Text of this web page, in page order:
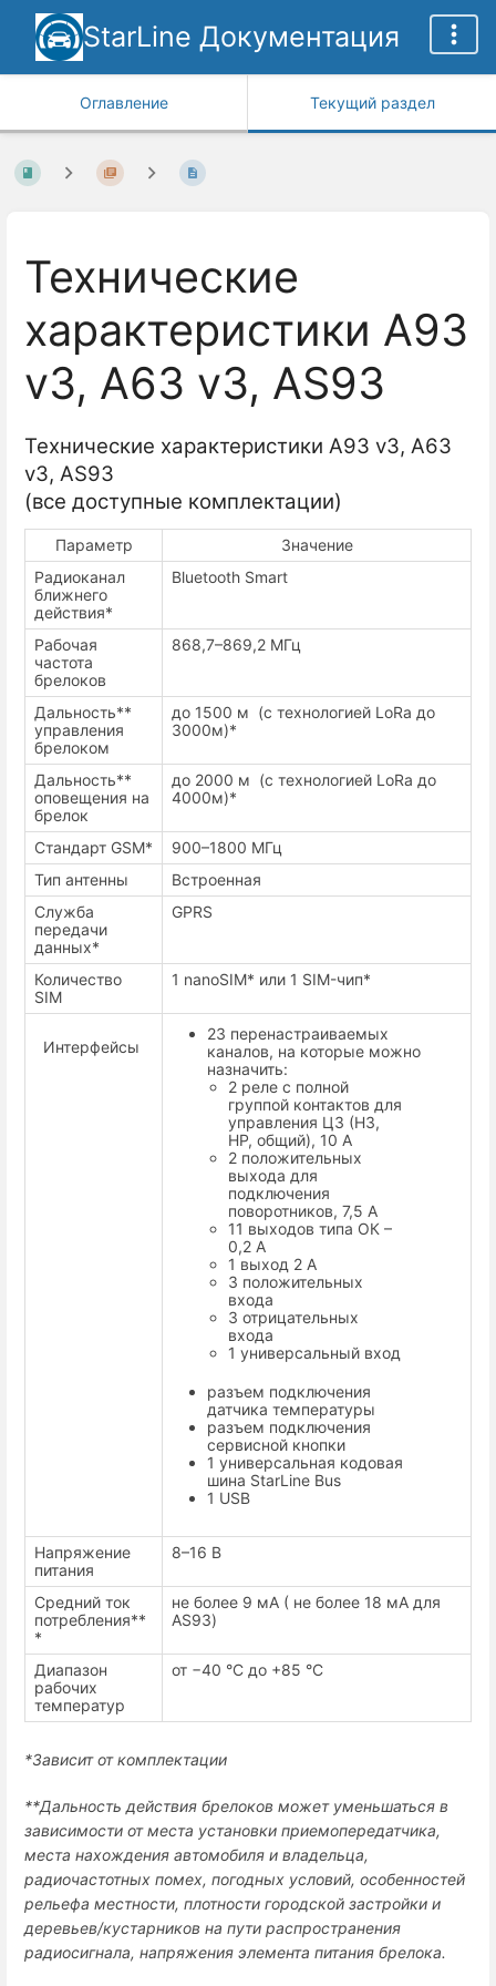
StarLine Документация
Оглавление Текущий раздел
Технические
характеристики A93
v3, A63 v3, AS93
Технические характеристики A93 v3, A63
v3, AS93
(все доступные комплектации)
Параметр
Значение
Радиоканал
ближнего
действия*
Bluetooth Smart
Рабочая
частота
брелоков
868,7–869,2 МГц
Дальность**
управления
брелоком
до 1500 м (с технологией LoRa до
3000м)*
Дальность**
оповещения на
брелок
до 2000 м (с технологией LoRa до
4000м)*
Стандарт GSM*
900–1800 МГц
Тип антенны
Встроенная
Служба
передачи
данных*
GPRS
Количество
SIM
1 nanoSIM* или 1 SIM-чип*
Интерфейсы
23 перенастраиваемых
каналов, на которые можно
назначить:
2 реле с полной
группой контактов для
управления ЦЗ (НЗ,
НР, общий), 10 А
2 положительных
выхода для
подключения
поворотников, 7,5 А
11 выходов типа ОК –
0,2 А
1 выход 2 А
3 положительных
входа
3 отрицательных
входа
1 универсальный вход
разъем подключения
датчика температуры
разъем подключения
сервисной кнопки
1 универсальная кодовая
шина StarLine Bus
1 USB
Напряжение
питания
8–16 В
Средний ток
потребления**
*
не более 9 мА ( не более 18 мА для
AS93)
Диапазон
рабочих
температур
от −40 °С до +85 °С
*Зависит от комплектации
**Дальность действия брелоков может уменьшаться в
зависимости от места установки приемопередатчика,
места нахождения автомобиля и владельца,
радиочастотных помех, погодных условий, особенностей
рельефа местности, плотности городской застройки и
деревьев/кустарников на пути распространения
радиосигнала, напряжения элемента питания брелока.